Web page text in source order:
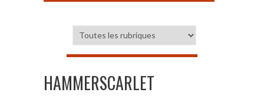
HAMMERSCARLET